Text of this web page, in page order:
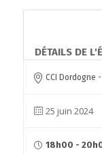
DÉTAILS DE
CCI Dordogne
25 juin 2024
18h00 -